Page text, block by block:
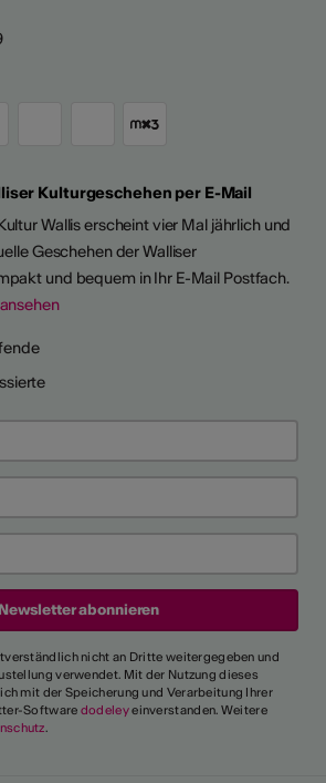
Kulturgeschehen per E-Mail
Wallis erscheint vier Mal jährlich und
Geschehen der Walliser
und bequem in Ihr E-Mail Postfach.
nicht an Dritte weitergegeben und
verwendet. Mit der Nutzung dieses
mit der Speicherung und Verarbeitung Ihrer
Software dodeleyeinverstanden. Weitere
.